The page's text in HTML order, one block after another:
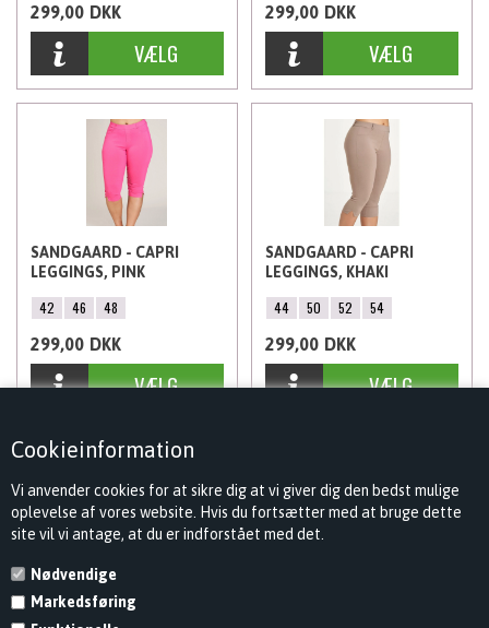
Cookieinformation
Vi anvender cookies for at sikre dig at vi giver dig den bedst mulige
oplevelse af vores website. Hvis du fortsætter med at bruge dette
site vil vi antage, at du er indforstået med det.
Nødvendige
Markedsføring
299,00 DKK 299,00 DKK
SANDGAARD - CAPRI
LEGGINGS, PINK
42 46 48
299,00 DKK
SANDGAARD - CAPRI
LEGGINGS, KHAKI
44 50 52 54
299,00 DKK
KONTAKT